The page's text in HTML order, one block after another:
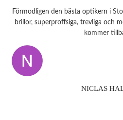
Förmodligen den bästa optikern i
brillor, superproffsiga, trevliga och
kommer
NICLAS